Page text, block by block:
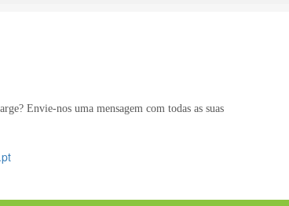
Envie-nos uma mensagem com todas as suas